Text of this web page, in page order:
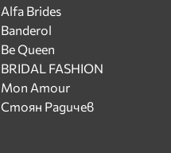
Alfa Brides
Banderol
Be Queen
BRIDAL FASHION
Mon Amour
Стоян Радичев